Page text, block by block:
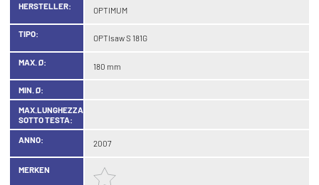
HERSTELLER: OPTIMUM
TIPO: OPTIsaw S 181G
MAX. Ø: 180 mm
MIN. Ø:
MAX.LUNGHEZZA
SOTTO TESTA:
ANNO:
2007
MERKEN